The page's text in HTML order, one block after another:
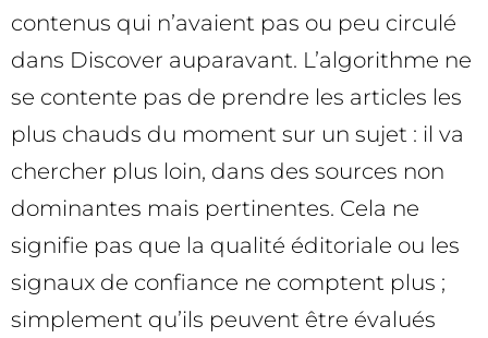
contenus qui n’avaient pas ou peu circulé
dans Discover auparavant. L’algorithme ne
se contente pas de prendre les articles les
plus chauds du moment sur un sujet : il va
chercher plus loin, dans des sources non
dominantes mais pertinentes. Cela ne
signifie pas que la qualité éditoriale ou les
signaux de confiance ne comptent plus ;
simplement qu’ils peuvent être évalués